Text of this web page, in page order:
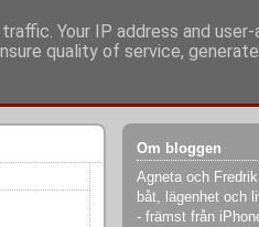
Om bloggen
Agneta och
båt, lägenhet och
- främst från
Your IP address and
quality of service,